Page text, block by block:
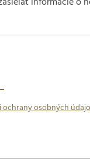
ochrany osobných